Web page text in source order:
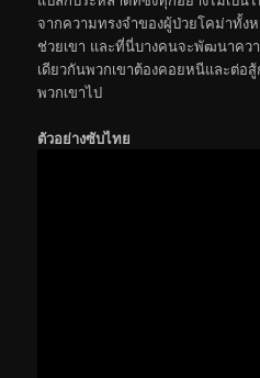
จากความทรงจำของผู้ป่วยโคม่าทั้ง
ช่วยเขา และที่นี่บางคนจะพัฒนาค
เดียวกันพวกเขาต้องคอยหนีและต่อ
พวกเขาไป
ตัวอย่างซับไทย